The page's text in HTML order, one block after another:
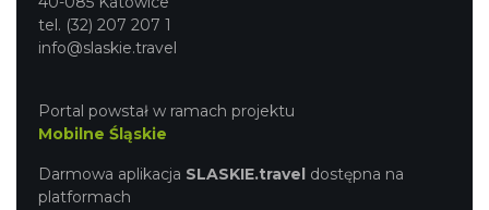
tel. (32) 207 207 1
info@slaskie.travel
Portal powstał w ramach projektu
Mobilne Śląskie
Darmowa aplikacja SLASKIE.travel dostępna na
platformach